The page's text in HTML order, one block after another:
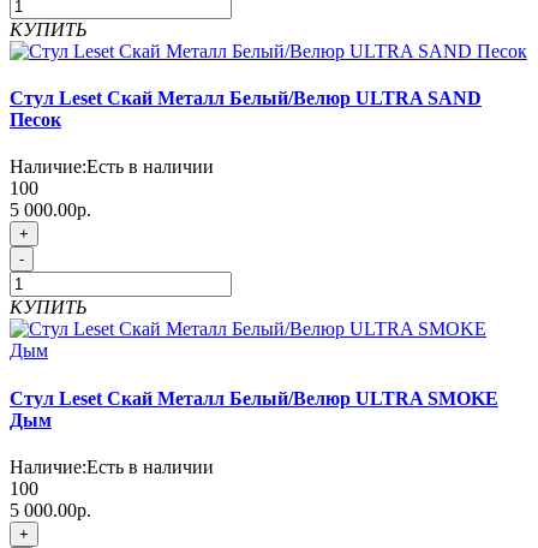
КУПИТЬ
Стул Leset Скай Металл Белый/Велюр ULTRA SAND
Песок
Наличие:Есть в наличии
100
5 000.00р.
+
-
КУПИТЬ
Стул Leset Скай Металл Белый/Велюр ULTRA SMOKE
Дым
Наличие:Есть в наличии
100
5 000.00р.
+